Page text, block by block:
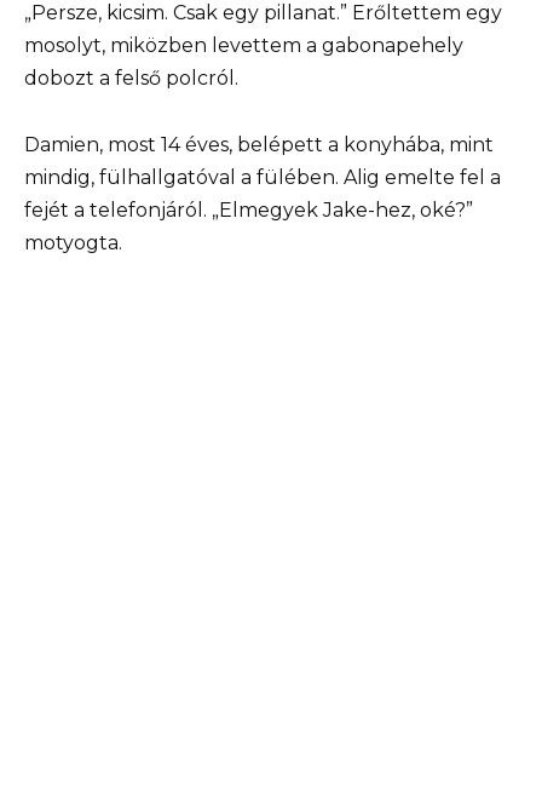
„Persze, kicsim. Csak egy pillanat.” Erőltettem egy
mosolyt, miközben levettem a gabonapehely
dobozt a felső polcról.
Damien, most 14 éves, belépett a konyhába, mint
mindig, fülhallgatóval a fülében. Alig emelte fel a
fejét a telefonjáról. „Elmegyek Jake-hez, oké?”
motyogta.